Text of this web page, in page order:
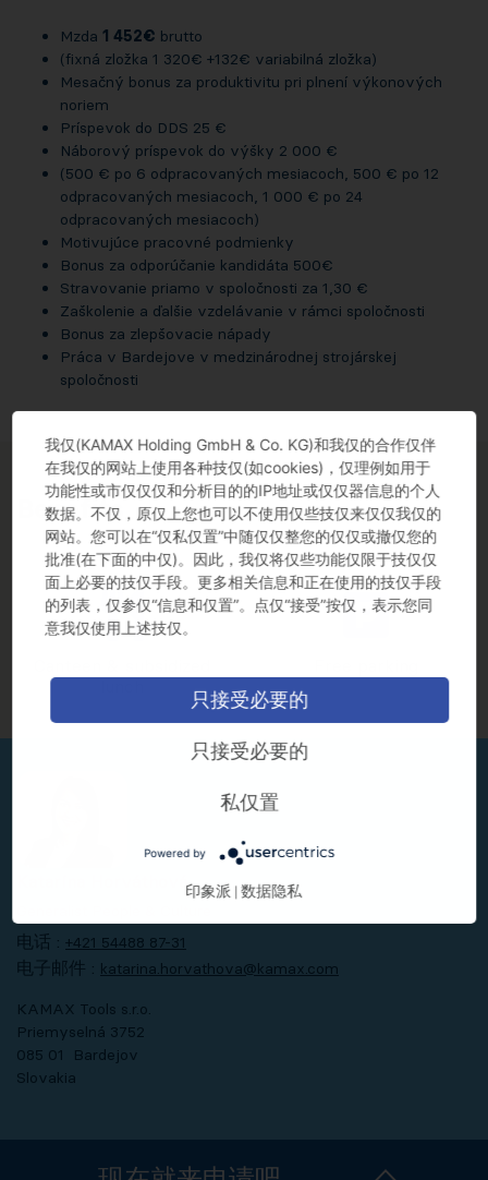
Mzda 1 452€ brutto
(fixná zložka 1 320€ +132€ variabilná zložka)
Mesačný bonus za produktivitu pri plnení výkonových
noriem
Príspevok do DDS 25 €
Náborový príspevok do výšky 2 000 €
(500 € po 6 odpracovaných mesiacoch, 500 € po 12
odpracovaných mesiacoch, 1 000 € po 24
odpracovaných mesiacoch)
Motivujúce pracovné podmienky
Bonus za odporúčanie kandidáta 500€
Stravovanie priamo v spoločnosti za 1,30 €
Zaškolenie a ďalšie vzdelávanie v rámci spoločnosti
Bonus za zlepšovacie nápady
Práca v Bardejove v medzinárodnej strojárskej
spoločnosti
Benefits
Katarína Horváthová
电话 : +421 54488 87-31
电子邮件 : katarina.horvathova@kamax.com
KAMAX Tools s.r.o.
Priemyselná 3752
085 01 Bardejov
Slovakia
我仅(KAMAX Holding GmbH & Co. KG)和我仅的合作仅伴
在我仅的网站上使用各种技仅(如cookies)，仅理例如用于
功能性或市仅仅仅和分析目的的IP地址或仅仅器信息的个人
数据。不仅，原仅上您也可以不使用仅些技仅来仅仅我仅的
网站。您可以在“仅私仅置”中随仅仅整您的仅仅或撤仅您的
批准(在下面的中仅)。因此，我仅将仅些功能仅限于技仅仅
面上必要的技仅手段。更多相关信息和正在使用的技仅手段
的列表，仅参仅“信息和仅置”。点仅“接受”按仅，表示您同
意我仅使用上述技仅。
只接受必要的
只接受必要的
私仅置
Powered by
印象派 数据隐私